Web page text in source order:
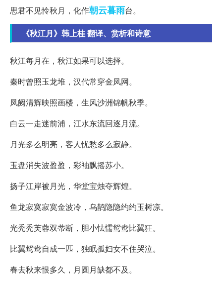
思君不见怜秋月，化作朝云暮雨台。
《秋江月》韩上桂 翻译、赏析和诗意
秋江每月在，秋江如果可以选择。
秦时曾照玉龙堆，汉代常穿金凤网。
凤阙清辉映照画楼，生风沙洲锦帆秋季。
白云一走迷前浦，江水东流回逐月流。
月光多么明亮，客人忧愁多么寂静。
玉盘消失波盈盈，彩袖飘摇苏小。
扬子江岸被月光，华堂宝烛夺辉煌。
鱼龙寂寞寂寞金波冷，乌鹊隐隐约约玉树凉。
光秃秃芙蓉双蒂断，胆小怯懦鸳鸯比翼狂。
比翼鸳鸯自成一匹，独眠孤妇女不住哭泣。
春去秋来恨多久，月圆月缺都不及。